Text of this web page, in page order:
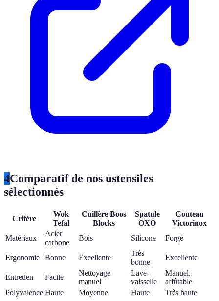
4Comparatif de nos ustensiles
sélectionnés
Critère
Wok
Tefal
Cuillère Boos
Blocks
Spatule
OXO
Couteau
Victorinox
Matériaux
Acier
carbone
Bois Silicone Forgé
Ergonomie Bonne Excellente
Très
bonne
Excellente
Entretien Facile
Nettoyage
manuel
Lave-
vaisselle
Manuel,
affûtable
Polyvalence Haute Moyenne Haute Très haute